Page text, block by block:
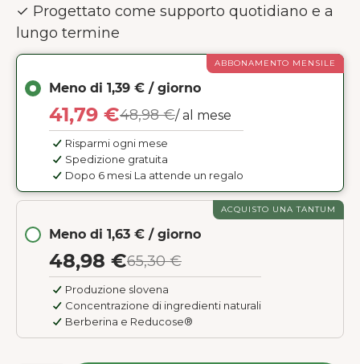
✓ Progettato come supporto quotidiano e a
lungo termine
ABBONAMENTO MENSILE
Meno di 1,39 € / giorno
41,79 €48,98 €/ al mese
Risparmi ogni mese
Spedizione gratuita
Dopo 6 mesi La attende un regalo
ACQUISTO UNA TANTUM
Meno di 1,63 € / giorno
48,98 €65,30 €
Produzione slovena
Concentrazione di ingredienti naturali
Berberina e Reducose®